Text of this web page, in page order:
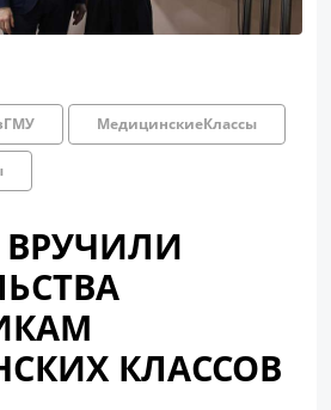
МедицинскиеКлассы
ВРУЧИЛИ
КЛАССОВ